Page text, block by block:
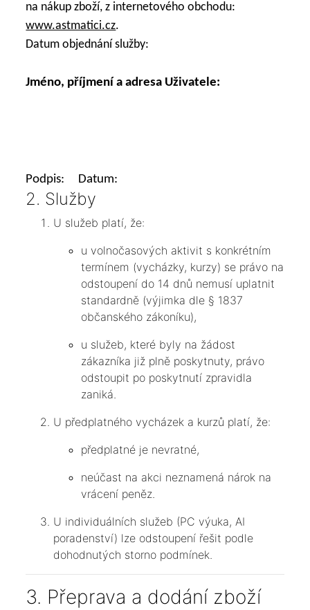
na nákup zboží, z internetového obchodu:
www.astmatici.cz.
Datum objednání služby:
Jméno, příjmení a adresa Uživatele:
Podpis: Datum:
2. Služby
U služeb platí, že:
u volnočasových aktivit s konkrétním
termínem (vycházky, kurzy) se právo na
odstoupení do 14 dnů nemusí uplatnit
standardně (výjimka dle § 1837
občanského zákoníku),
u služeb, které byly na žádost
zákazníka již plně poskytnuty, právo
odstoupit po poskytnutí zpravidla
zaniká.
U předplatného vycházek a kurzů platí, že:
předplatné je nevratné,
neúčast na akci neznamená nárok na
vrácení peněz.
U individuálních služeb (PC výuka, AI
poradenství) lze odstoupení řešit podle
dohodnutých storno podmínek.
3. Přeprava a dodání zboží